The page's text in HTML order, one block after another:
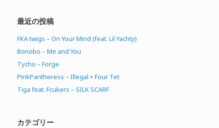
最近の投稿
FKA twigs – On Your Mind (feat. Lil Yachty)
Bonobo – Me and You
Tycho – Forge
PinkPantheress – Illegal + Four Tet
Tiga feat. Fcukers – SILK SCARF
カテゴリー